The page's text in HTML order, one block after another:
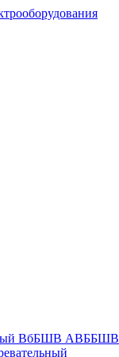
ВбБШВ АВББШВ